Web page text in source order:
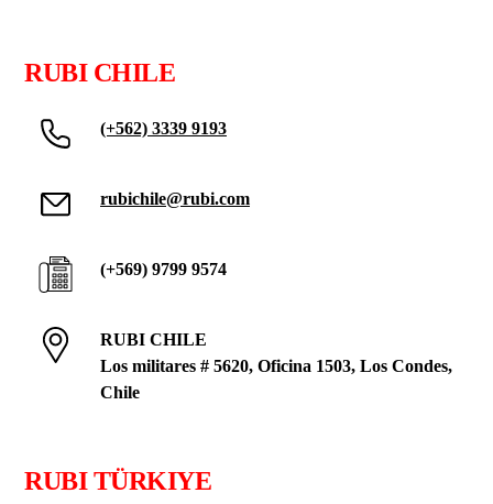
RUBI CHILE
(+562) 3339 9193
rubichile@rubi.com
(+569) 9799 9574
RUBI CHILE
Los militares # 5620, Oficina 1503, Los Condes,
Chile
RUBI TÜRKIYE